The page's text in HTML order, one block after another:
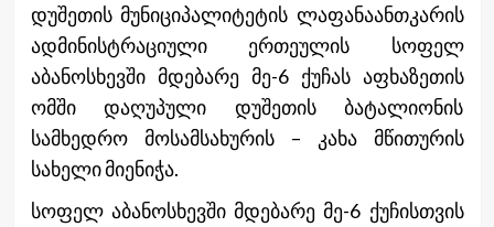
დუშეთის მუნიციპალიტეტის ლაფანაანთკარის
ადმინისტრაციული ერთეულის სოფელ
აბანოსხევში მდებარე მე-6 ქუჩას აფხაზეთის
ომში დაღუპული დუშეთის ბატალიონის
სამხედრო მოსამსახურის – კახა მწითურის
სახელი მიენიჭა.
სოფელ აბანოსხევში მდებარე მე-6 ქუჩისთვის